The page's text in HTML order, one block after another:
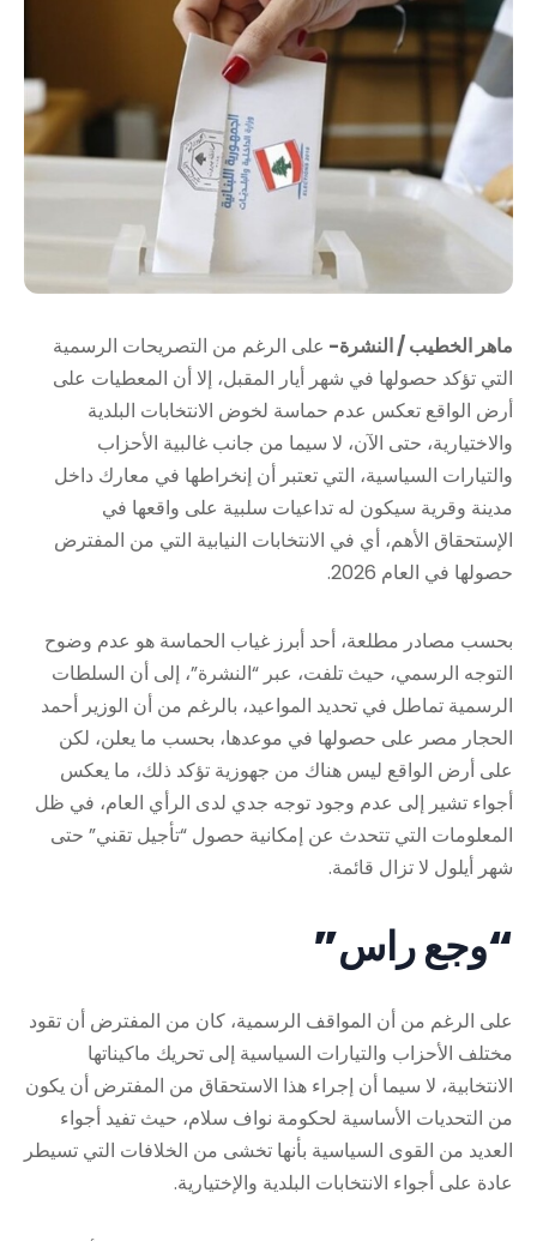
ماهر الخطيب / النشرة- على الرغم من التصريحات الرسمية
التي تؤكد حصولها في شهر أيار المقبل، إلا أن المعطيات على
أرض الواقع تعكس عدم حماسة لخوض الانتخابات البلدية
والاختيارية، حتى الآن، لا سيما من جانب غالبية الأحزاب
والتيارات السياسية، التي تعتبر أن إنخراطها في معارك داخل
مدينة وقرية سيكون له تداعيات سلبية على واقعها في
الإستحقاق الأهم، أي في الانتخابات النيابية التي من المفترض
حصولها في العام 2026.
بحسب مصادر مطلعة، أحد أبرز غياب الحماسة هو عدم وضوح
التوجه الرسمي، حيث تلفت، عبر “النشرة”، إلى أن السلطات
الرسمية تماطل في تحديد المواعيد، بالرغم من أن الوزير أحمد
الحجار مصر على حصولها في موعدها، بحسب ما يعلن، لكن
على أرض الواقع ليس هناك من جهوزية تؤكد ذلك، ما يعكس
أجواء تشير إلى عدم وجود توجه جدي لدى الرأي العام، في ظل
المعلومات التي تتحدث عن إمكانية حصول “تأجيل تقني” حتى
شهر أيلول لا تزال قائمة.
“وجع راس”
على الرغم من أن المواقف الرسمية، كان من المفترض أن تقود
مختلف الأحزاب والتيارات السياسية إلى تحريك ماكيناتها
الانتخابية، لا سيما أن إجراء هذا الاستحقاق من المفترض أن يكون
من التحديات الأساسية لحكومة نواف سلام، حيث تفيد أجواء
العديد من القوى السياسية بأنها تخشى من الخلافات التي تسيطر
عادة على أجواء الانتخابات البلدية والإختيارية.